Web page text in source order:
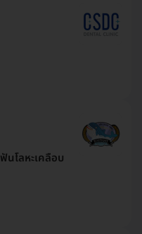
โลหะเคลือบ